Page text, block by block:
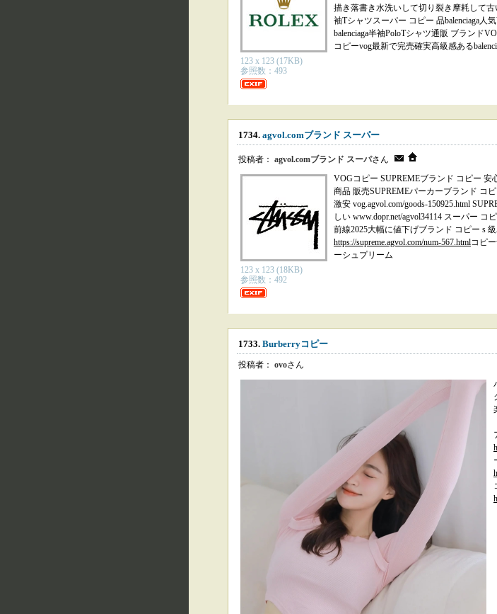
123 x 123 (17KB)
参照数：493
描き落書き水洗いして切り裂き摩耗して古
袖Tシャツスーパー コピー 品balenciaga人
balenciaga半袖PoloTシャツ通販 ブランド
コピーvog最新で完売確実高級感ある
1734. agvol.comブランド スーパー
投稿者： agvol.comブランド スーパさん
123 x 123 (18KB)
参照数：492
VOGコピー SUPREMEブランド コピー 安
商品 販売SUPREMEパーカーブランド コ
激安 vog.agvol.com/goods-150925.html
しい www.dopr.net/agvol34114 スーパー
前線2025大幅に値下げブランド コピー s
https://supreme.agvol.com/num-567.html コピ
ーシュプリーム
1733. Burberryコピー
投稿者： ovoさん